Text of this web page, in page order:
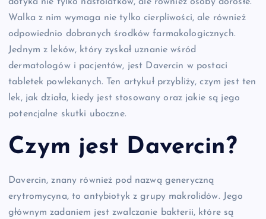
dotyka nie tylko nastolatków, ale również osoby dorosłe.
Walka z nim wymaga nie tylko cierpliwości, ale również
odpowiednio dobranych środków farmakologicznych.
Jednym z leków, który zyskał uznanie wśród
dermatologów i pacjentów, jest Davercin w postaci
tabletek powlekanych. Ten artykuł przybliży, czym jest ten
lek, jak działa, kiedy jest stosowany oraz jakie są jego
potencjalne skutki uboczne.
Czym jest Davercin?
Davercin, znany również pod nazwą generyczną
erytromycyna, to antybiotyk z grupy makrolidów. Jego
głównym zadaniem jest zwalczanie bakterii, które są